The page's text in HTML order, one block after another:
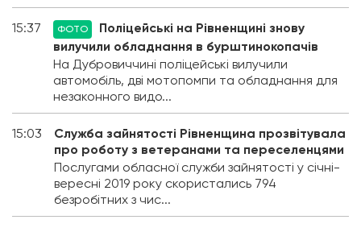
15:37 ФОТО
Поліцейські на Рівненщині знову
вилучили обладнання в бурштинокопачів
На Дубровиччині поліцейські вилучили
автомобіль, дві мотопомпи та обладнання для
незаконного видо...
15:03
Служба зайнятості Рівненщина прозвітувала
про роботу з ветеранами та переселенцями
Послугами обласної служби зайнятості у січні-
вересні 2019 року скористались 794
безробітних з чис...